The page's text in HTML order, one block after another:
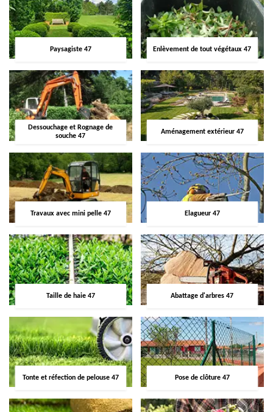
Paysagiste 47 Enlèvement de tout végétaux 47
Dessouchage et Rognage de
souche 47
Aménagement extérieur 47
Travaux avec mini pelle 47 Elagueur 47
Taille de haie 47 Abattage d'arbres 47
Tonte et réfection de pelouse 47 Pose de clôture 47